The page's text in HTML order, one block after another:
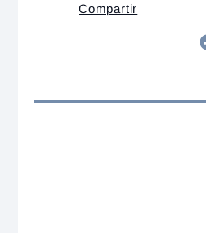
Compartir